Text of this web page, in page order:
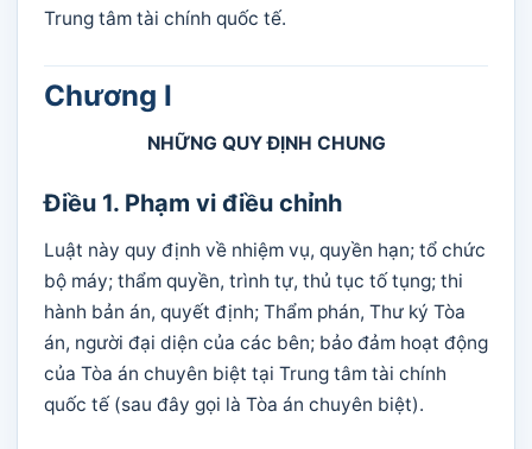
Trung tâm tài chính quốc tế.
Chương I
NHỮNG QUY ĐỊNH CHUNG
Điều 1. Phạm vi điều chỉnh
Luật này quy định về nhiệm vụ, quyền hạn; tổ chức
bộ máy; thẩm quyền, trình tự, thủ tục tố tụng; thi
hành bản án, quyết định; Thẩm phán, Thư ký Tòa
án, người đại diện của các bên; bảo đảm hoạt động
của Tòa án chuyên biệt tại Trung tâm tài chính
quốc tế (sau đây gọi là Tòa án chuyên biệt).